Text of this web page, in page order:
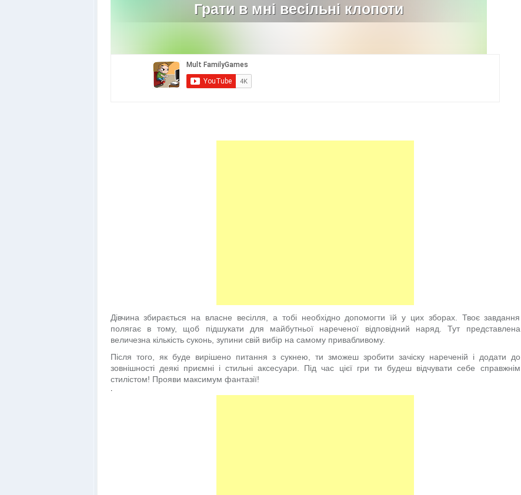
Грати в мні весільні клопоти
Дівчина збирається на власне весілля, а тобі необхідно допомогти їй у цих зборах. Твоє завдання
полягає в тому, щоб підшукати для майбутньої нареченої відповідний наряд. Тут представлена
величезна кількість суконь, зупини свій вибір на самому привабливому.
Після того, як буде вирішено питання з сукнею, ти зможеш зробити зачіску нареченій і додати до
зовнішності деякі приємні і стильні аксесуари. Під час цієї гри ти будеш відчувати себе справжнім
стилістом! Прояви максимум фантазії!
.